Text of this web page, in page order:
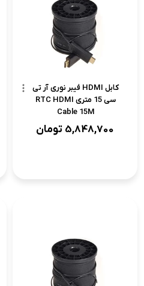
کابل HDMI فیبر نوری آر تی
سی 15 متری RTC HDMI
Cable 15M
5,848,700 تومان